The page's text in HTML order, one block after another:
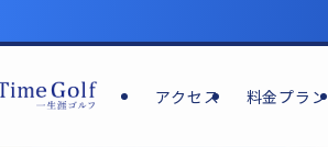
アクセス 料金プラン